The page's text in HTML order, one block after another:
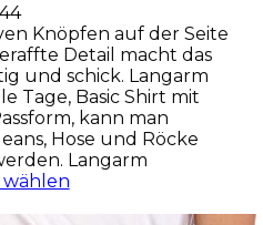
Knöpfen auf der Seite
Detail macht das
und schick. Langarm
Tage, Basic Shirt mit
kann man
Hose und Röcke
Langarm